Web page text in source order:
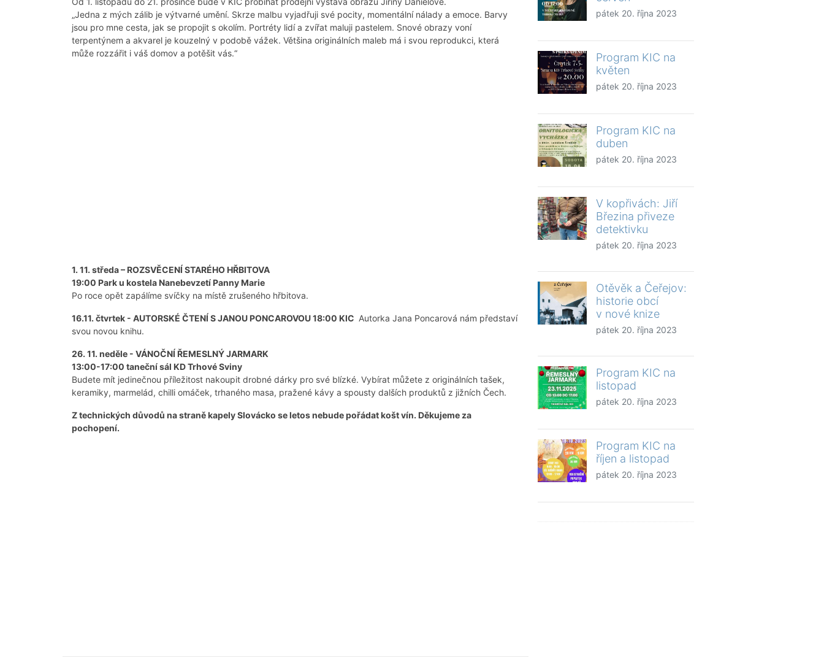
„Jedna z mých zálib je výtvarné umění. Skrze malbu vyjadřuji své pocity, momentální nálady a emoce. Barvy
jsou pro mne cesta, jak se propojit s okolím. Portréty lidí a zvířat maluji pastelem. Snové obrazy voní
terpentýnem a akvarel je kouzelný v podobě vážek. Většina originálních maleb má i svou reprodukci, která
může rozzářit i váš domov a potěšit vás.“
1. 11. středa – ROZSVĚCENÍ STARÉHO HŘBITOVA
19:00 Park u kostela Nanebevzetí Panny Marie
Po roce opět zapálíme svíčky na místě zrušeného hřbitova.
16.11. čtvrtek - AUTORSKÉ ČTENÍ S JANOU PONCAROVOU 18:00 KIC Autorka Jana Poncarová nám představí
svou novou knihu.
26. 11. neděle - VÁNOČNÍ ŘEMESLNÝ JARMARK
13:00-17:00 taneční sál KD Trhové Sviny
Budete mít jedinečnou příležitost nakoupit drobné dárky pro své blízké. Vybírat můžete z originálních tašek,
keramiky, marmelád, chilli omáček, trhaného masa, pražené kávy a spousty dalších produktů z jižních Čech.
Z technických důvodů na straně kapely Slovácko se letos nebude pořádat košt vín. Děkujeme za
pochopení.
pátek 20. října 2023
Program KIC na
květen
pátek 20. října 2023
Program KIC na
duben
pátek 20. října 2023
V kopřivách: Jiří
Březina přiveze
detektivku
pátek 20. října 2023
Otěvěk a Čeřejov:
historie obcí
v nové knize
pátek 20. října 2023
Program KIC na
listopad
pátek 20. října 2023
Program KIC na
říjen a listopad
pátek 20. října 2023